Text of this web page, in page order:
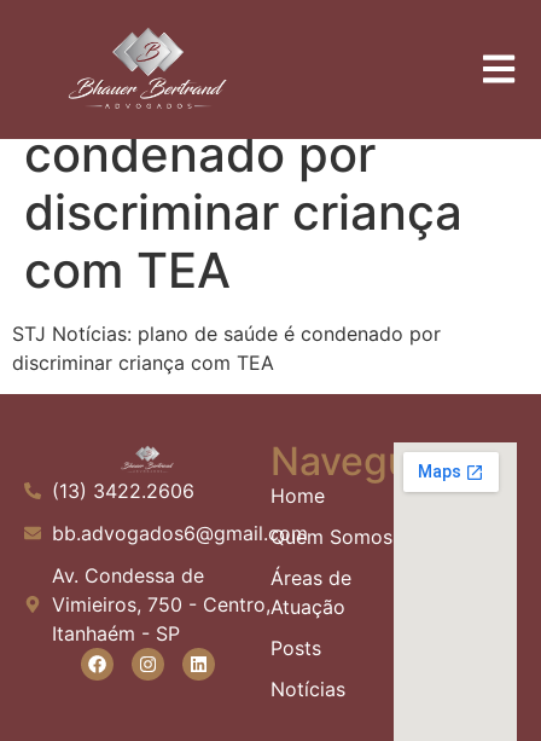
STJ Notícias: plano
de saúde é
condenado por
discriminar criança
com TEA
STJ Notícias: plano de saúde é condenado por
discriminar criança com TEA
(13) 3422.2606
bb.advogados6@gmail.com
Av. Condessa de
Vimieiros, 750 - Centro,
Itanhaém - SP
Navegue
Home
Quem Somos
Áreas de
Atuação
Posts
Notícias